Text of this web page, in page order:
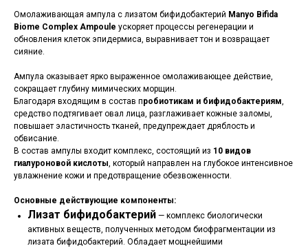
Омолаживающая ампула с лизатом бифидобактерий Manyo Bifida
Biome Complex Ampoule ускоряет процессы регенерации и
обновления клеток эпидермиса, выравнивает тон и возвращает
сияние.
Ампула оказывает ярко выраженное омолаживающее действие,
сокращает глубину мимических морщин.
Благодаря входящим в состав пробиотикам и бифидобактериям,
средство подтягивает овал лица, разглаживает кожные заломы,
повышает эластичность тканей, предупреждает дряблость и
обвисание.
В состав ампулы входит комплекс, состоящий из 10 видов
гиалуроновой кислоты, который направлен на глубокое интенсивное
увлажнение кожи и предотвращение обезвоженности.
Основные действующие компоненты:
Лизат бифидобактерий — комплекс биологически
активных веществ, полученных методом биофрагментации из
лизата бифидобактерий. Обладает мощнейшими